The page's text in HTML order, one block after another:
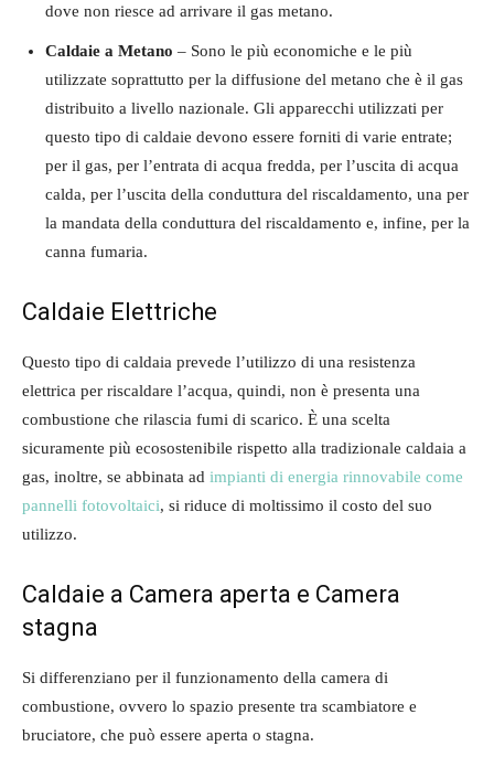
dove non riesce ad arrivare il gas metano.
Caldaie a Metano – Sono le più economiche e le più
utilizzate soprattutto per la diffusione del metano che è il gas
distribuito a livello nazionale. Gli apparecchi utilizzati per
questo tipo di caldaie devono essere forniti di varie entrate;
per il gas, per l’entrata di acqua fredda, per l’uscita di acqua
calda, per l’uscita della conduttura del riscaldamento, una per
la mandata della conduttura del riscaldamento e, infine, per la
canna fumaria.
Caldaie Elettriche
Questo tipo di caldaia prevede l’utilizzo di una resistenza
elettrica per riscaldare l’acqua, quindi, non è presenta una
combustione che rilascia fumi di scarico. È una scelta
sicuramente più ecosostenibile rispetto alla tradizionale caldaia a
gas, inoltre, se abbinata ad impianti di energia rinnovabile come
pannelli fotovoltaici, si riduce di moltissimo il costo del suo
utilizzo.
Caldaie a Camera aperta e Camera
stagna
Si differenziano per il funzionamento della camera di
combustione, ovvero lo spazio presente tra scambiatore e
bruciatore, che può essere aperta o stagna.